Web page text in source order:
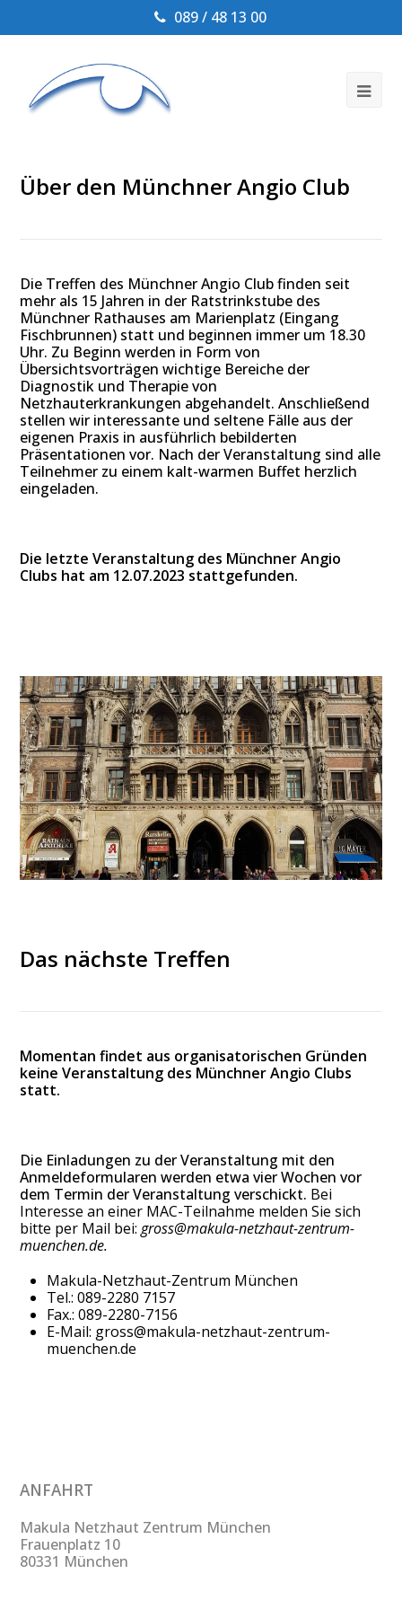
089 / 48 13 00
Über den Münchner Angio Club
Die Treffen des Münchner Angio Club finden seit
mehr als 15 Jahren in der Ratstrinkstube des
Münchner Rathauses am Marienplatz (Eingang
Fischbrunnen) statt und beginnen immer um 18.30
Uhr. Zu Beginn werden in Form von
Übersichtsvorträgen wichtige Bereiche der
Diagnostik und Therapie von
Netzhauterkrankungen abgehandelt. Anschließend
stellen wir interessante und seltene Fälle aus der
eigenen Praxis in ausführlich bebilderten
Präsentationen vor. Nach der Veranstaltung sind alle
Teilnehmer zu einem kalt-warmen Buffet herzlich
eingeladen.
Die letzte Veranstaltung des Münchner Angio
Clubs hat am 12.07.2023 stattgefunden.
Das nächste Treffen
Momentan findet aus organisatorischen Gründen
keine Veranstaltung des Münchner Angio Clubs
statt.
Die Einladungen zu der Veranstaltung mit den
Anmeldeformularen werden etwa vier Wochen vor
dem Termin der Veranstaltung verschickt. Bei
Interesse an einer MAC-Teilnahme melden Sie sich
bitte per Mail bei:gross@makula-netzhaut-zentrum-
muenchen.de.
Makula-Netzhaut-Zentrum München
Tel.: 089-2280 7157
Fax.: 089-2280-7156
E-Mail: gross@makula-netzhaut-zentrum-
muenchen.de
ANFAHRT
Makula Netzhaut Zentrum München
Frauenplatz 10
80331 München